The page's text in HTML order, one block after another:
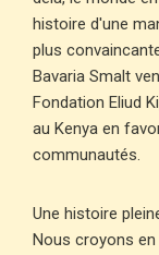
histoire d'une
plus
Bavaria Smalt
Fondation Eliud
au Kenya en
communautés.
Une histoire
Nous croyons